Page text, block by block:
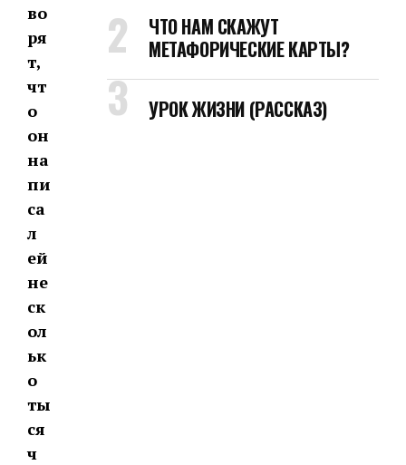
во
ря
т,
чт
о
он
на
пи
са
л
ей
не
ск
ол
ьк
о
ты
ся
ч
ЧТО НАМ СКАЖУТ
МЕТАФОРИЧЕСКИЕ КАРТЫ?
УРОК ЖИЗНИ (РАССКАЗ)